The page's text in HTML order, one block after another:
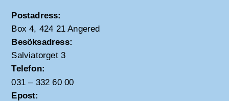
Postadress:
Box 4, 424 21 Angered
Besöksadress:
Salviatorget 3
Telefon:
031 – 332 60 00
Epost: